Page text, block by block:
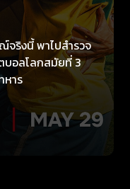
จริงนี้ พาไปสำรวจ
บอลโลกสมัยที่ 3
หาร